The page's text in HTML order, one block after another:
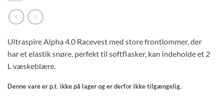
Ultraspire Alpha 4.0 Racevest med store frontlommer, der
har et elastik snøre, perfekt til softflasker, kan indeholde et 2
L væskeblære.
Denne vare er p.t. ikke på lager og er derfor ikke tilgængelig.